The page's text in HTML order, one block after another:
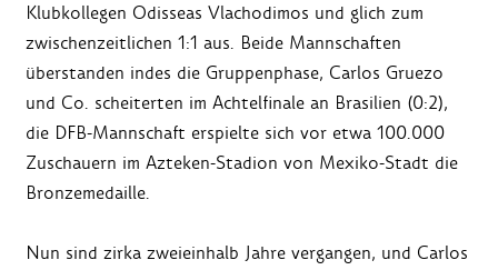
Klubkollegen Odisseas Vlachodimos und glich zum
zwischenzeitlichen 1:1 aus. Beide Mannschaften
überstanden indes die Gruppenphase, Carlos Gruezo
und Co. scheiterten im Achtelfinale an Brasilien (0:2),
die DFB-Mannschaft erspielte sich vor etwa 100.000
Zuschauern im Azteken-Stadion von Mexiko-Stadt die
Bronzemedaille.
Nun sind zirka zweieinhalb Jahre vergangen, und Carlos